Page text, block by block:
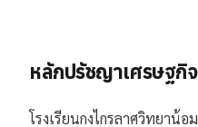
หลักปรัชญาเศรษฐกิ
โรงเรียนกงไกรลาศวิทยาน้